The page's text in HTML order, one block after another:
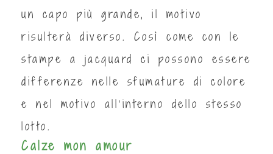
un capo più grande, il motivo
risulterà diverso. Così come con le
stampe a jacquard ci possono essere
differenze nelle sfumature di colore
e nel motivo all’interno dello stesso
lotto.
Calze mon amour